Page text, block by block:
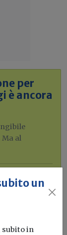
per
è ancora
al
un
subito in